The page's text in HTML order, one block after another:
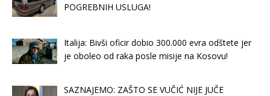
POGREBNIH USLUGA!
Italija: Bivši oficir dobio 300.000 evra odštete jer
je oboleo od raka posle misije na Kosovu!
SAZNAJEMO: ZAŠTO SE VUČIĆ NIJE JUČE